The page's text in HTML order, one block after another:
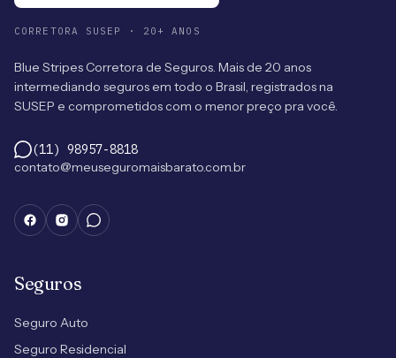
CORRETORA SUSEP · 20+ ANOS
Blue Stripes Corretora de Seguros. Mais de 20 anos
intermediando seguros em todo o Brasil, registrados na
SUSEP e comprometidos com o menor preço pra você.
(11) 98957-8818
contato@meuseguromaisbarato.com.br
Seguros
Seguro Auto
Seguro Residencial